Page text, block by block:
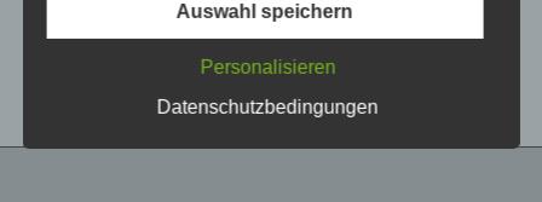
Bewertet
von
5
Personenbezogene Daten sind alle
identifizierbare natürliche Person (im Folgenden
wird eine natürliche Person angesehen, die
Auswahl speichern
Personalisieren
Datenschutzbedingungen